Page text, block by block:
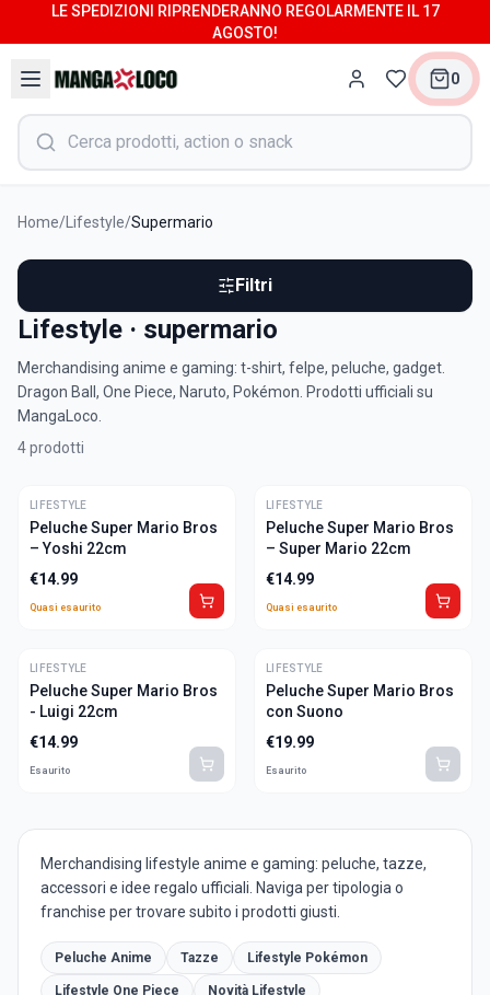
LE SPEDIZIONI RIPRENDERANNO REGOLARMENTE IL 17
AGOSTO!
0
Home/ Lifestyle/Supermario
Filtri
Lifestyle · supermario
Merchandising anime e gaming: t-shirt, felpe, peluche, gadget.
Dragon Ball, One Piece, Naruto, Pokémon. Prodotti ufficiali su
MangaLoco.
4prodotti
ULTIME
LIFESTYLE
Peluche Super Mario Bros
– Yoshi 22cm
€14.99
Quasi esaurito
ULTIME
LIFESTYLE
Peluche Super Mario Bros
– Super Mario 22cm
€14.99
Quasi esaurito
LIFESTYLE
Peluche Super Mario Bros
- Luigi 22cm
€14.99
Esaurito
LIFESTYLE
Peluche Super Mario Bros
con Suono
€19.99
Esaurito
Merchandising lifestyle anime e gaming: peluche, tazze,
accessori e idee regalo ufficiali. Naviga per tipologia o
franchise per trovare subito i prodotti giusti.
Peluche Anime Tazze Lifestyle Pokémon
Lifestyle One Piece Novità Lifestyle